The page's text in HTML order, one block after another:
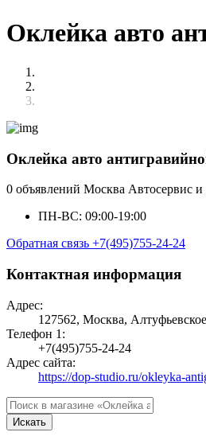
Оклейка авто
Оклейка авто
0 объявлений Москва Автосервис и
ПН-ВС: 09:00-19:00
Обратная связь +7(495)755-24-24
Контактная информация
Адрес:
127562, Москва,
Телефон 1:
+7(495)755-24-24
Адрес сайта:
https://dop-studio.ru/okleyka-
Искать